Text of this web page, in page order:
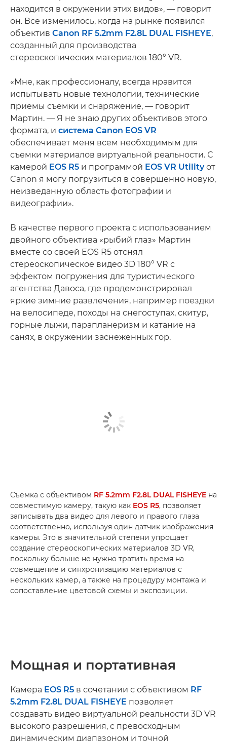
находится в окружении этих видов», — говорит
он. Все изменилось, когда на рынке появился
объектив Canon RF 5.2mm F2.8L DUAL FISHEYE,
созданный для производства
стереоскопических материалов 180° VR.
«Мне, как профессионалу, всегда нравится
испытывать новые технологии, технические
приемы съемки и снаряжение, — говорит
Мартин. — Я не знаю других объективов этого
формата, и система Canon EOS VR
обеспечивает меня всем необходимым для
съемки материалов виртуальной реальности. С
камерой EOS R5 и программой EOS VR Utilityот
Canon я могу погрузиться в совершенно новую,
неизведанную область фотографии и
видеографии».
В качестве первого проекта с использованием
двойного объектива «рыбий глаз» Мартин
вместе со своей EOS R5 отснял
стереоскопическое видео 3D 180° VR с
эффектом погружения для туристического
агентства Давоса, где продемонстрировал
яркие зимние развлечения, например поездки
на велосипеде, походы на снегоступах, скитур,
горные лыжи, парапланеризм и катание на
санях, в окружении заснеженных гор.
Съемка с объективом RF 5.2mm F2.8L DUAL FISHEYE на
совместимую камеру, такую как EOS R5, позволяет
записывать два видео для левого и правого глаза
соответственно, используя один датчик изображения
камеры. Это в значительной степени упрощает
создание стереоскопических материалов 3D VR,
поскольку больше не нужно тратить время на
совмещение и синхронизацию материалов с
нескольких камер, а также на процедуру монтажа и
сопоставление цветовой схемы и экспозиции.
Мощная и портативная
Камера EOS R5 в сочетании с объективом RF
5.2mm F2.8L DUAL FISHEYE позволяет
создавать видео виртуальной реальности 3D VR
высокого разрешения, с превосходным
динамическим диапазоном и точной